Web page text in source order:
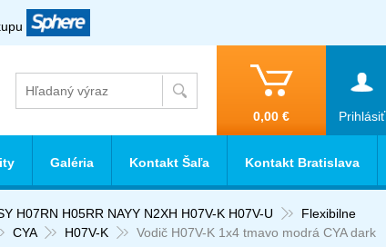
Prihlásiť
0,00 €
H07RN H05RR NAYY N2XH H07V-K H07V-U
Flexibilne
CYA H07V-K
Vodič H07V-K 1x4 tmavo modrá CYA dark
Galéria Kontakt Šaľa Kontakt Bratislava